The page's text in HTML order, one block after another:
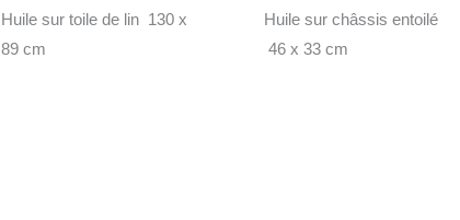
Huile sur toile de lin 130 x
89 cm
Huile sur châssis entoilé
46 x 33 cm